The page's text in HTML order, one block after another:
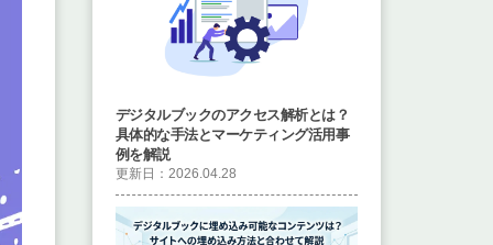
デジタルブックのアクセス解析とは？
具体的な手法とマーケティング活用事
例を解説
更新日：2026.04.28